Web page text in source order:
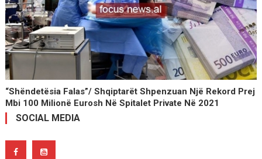
“Shëndetësia Falas”/ Shqiptarët Shpenzuan Një Rekord Prej
Mbi 100 Milionë Eurosh Në Spitalet Private Në 2021
SOCIAL MEDIA